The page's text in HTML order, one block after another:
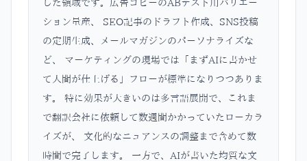
した領域です。広告コピーのABテスト用バリエー
ション量産、 SEO記事のドラフト作成、SNS投稿
の定期生成、メールマガジンのパーソナライズな
ど、 マーケティングの現場では「まずAIに書かせ
て人間が仕上げる」フローが標準になりつつありま
す。 特に効果が大きいのは多言語展開で、これま
で翻訳会社に依頼して数週間かかっていたローカラ
イズが、 文化的なニュアンスの調整まで含めて数
時間で完了します。 一方で、AIが書いた均質な文